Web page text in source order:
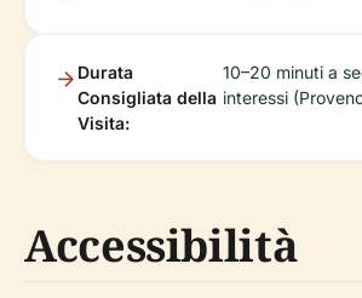
Durata
Consigliata della
Visita:
10–20 minuti a
interessi
Accessibilità